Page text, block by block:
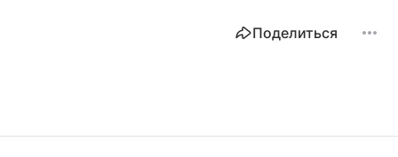
Поделиться